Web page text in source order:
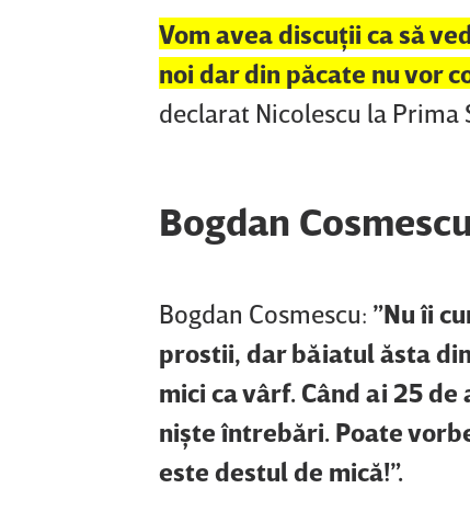
Vom avea discuţii ca să
noi dar din păcate nu vor
declarat Nicolescu la Prima
Bogdan
Bogdan Cosmescu: ”Nu îi
prostii, dar băiatul ăsta
mici ca vârf. Când ai 25
nişte întrebări. Poate
este destul de mică!”.